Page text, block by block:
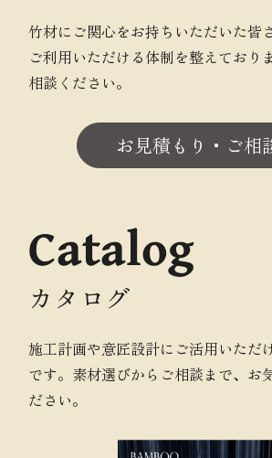
竹材にご関心をお持ちいただいた皆
ご利用いただける体制を整えており
相談ください。
お見積もり・ご相
Catalog
カタログ
施工計画や意匠設計にご活用いただ
です。素材選びからご相談まで、お
ださい。